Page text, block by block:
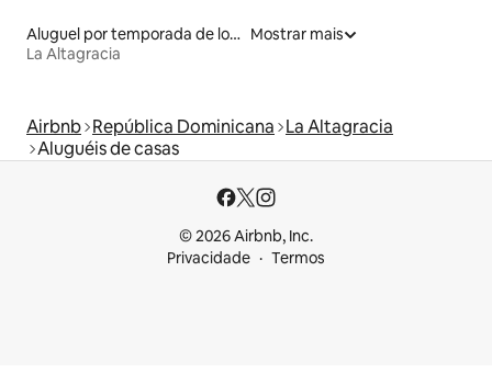
Aluguel por temporada de lofts
La Altagracia
Mostrar mais
Airbnb República Dominicana La Altagracia
Aluguéis de casas
© 2026 Airbnb, Inc.
Privacidade
Termos